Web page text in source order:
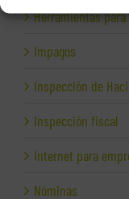
Herramientas
Impagos
Inspección de
Inspección fiscal
Internet para
Nóminas